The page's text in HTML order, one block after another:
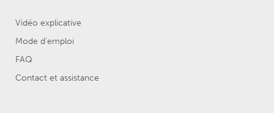
Vidéo explicative
Mode d'emploi
FAQ
Contact et assistance